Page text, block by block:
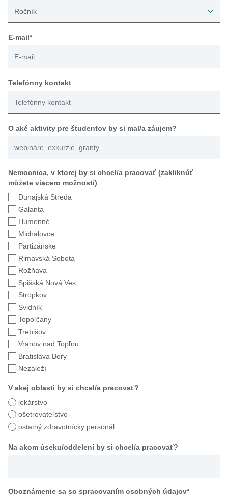
E-mail*
Telefónny kontakt
O aké aktivity pre študentov by si mal/a záujem?
Nemocnica, v ktorej by si chcel/a pracovať (zakliknúť
môžete viacero možností)
Dunajská Streda
Galanta
Humenné
Michalovce
Partizánske
Rimavská Sobota
Rožňava
Spišská Nová Ves
Stropkov
Svidník
Topoľčany
Trebišov
Vranov nad Topľou
Bratislava Bory
Nezáleží
V akej oblasti by si chcel/a pracovať?
lekárstvo
ošetrovateľstvo
ostatný zdravotnícky personál
Na akom úseku/oddelení by si chcel/a pracovať?
Oboznámenie sa so spracovaním osobných údajov*